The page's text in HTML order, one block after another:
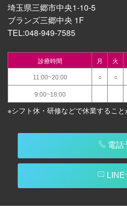
埼玉県三郷市中央1-10-5
ブランズ三郷中央 1F
TEL:048-949-7585
診療時間 月 火
11:00~20:00 ○ ○
9:00~18:00
※シフト休・研修などで休業すること
電話
LINE